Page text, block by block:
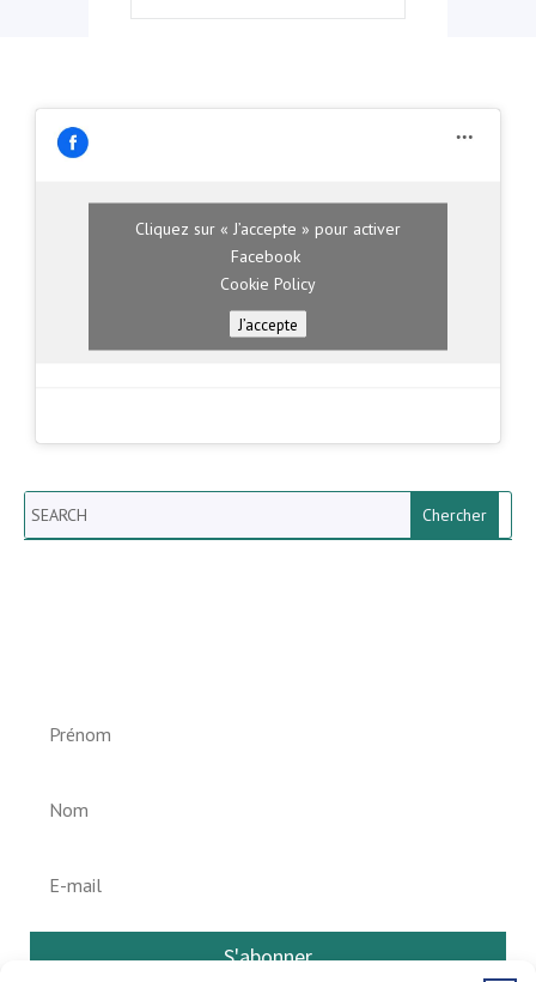
Cliquez sur « J’accepte » pour activer
Facebook
Cookie Policy
J’accepte
Search
S'abonner